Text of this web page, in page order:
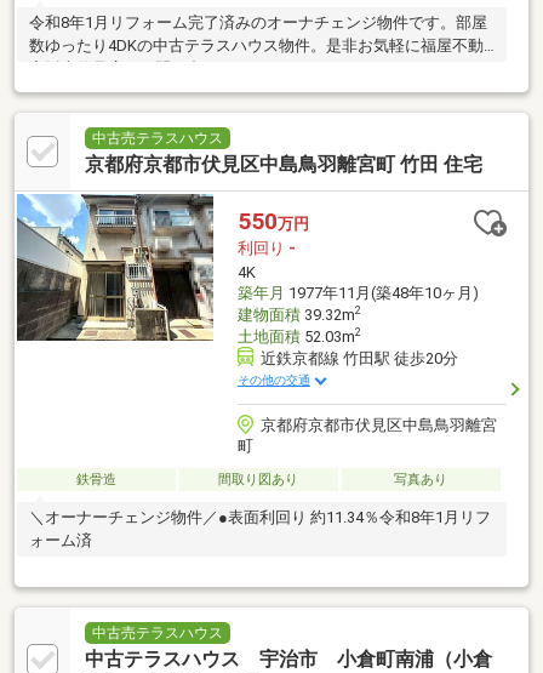
令和8年1月リフォーム完了済みのオーナチェンジ物件です。部屋
数ゆったり4DKの中古テラスハウス物件。是非お気軽に福屋不動
中古売テラスハウス
京都府京都市伏見区中島鳥羽離宮町 竹田 住宅
550万円
利回り -
4K
築年月 1977年11月(築48年10ヶ月)
建物面積39.32m2
土地面積52.03m2
近鉄京都線 竹田駅 徒歩20分
その他の交通
京都府京都市伏見区中島鳥羽離宮
町
鉄骨造 間取り図あり 写真あり
＼オーナーチェンジ物件／●表面利回り 約11.34％令和8年1月リフ
ォーム済
中古売テラスハウス
中古テラスハウス 宇治市 小倉町南浦（小倉